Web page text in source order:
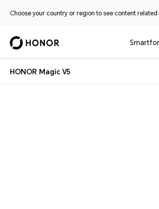
Choose your country or region to see content
HONOR Magic V5